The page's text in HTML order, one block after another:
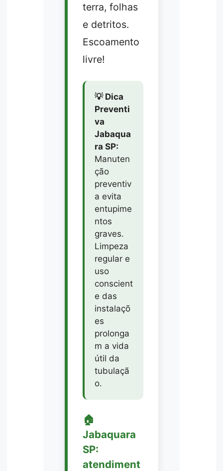
terra, folhas
e detritos.
Escoamento
livre!
💡 Dica
Preventi
va
Jabaqua
ra SP:
Manuten
ção
preventiv
a evita
entupime
ntos
graves.
Limpeza
regular e
uso
conscient
e das
instalaçõ
es
prolonga
m a vida
útil da
tubulaçã
o.
🏠
Jabaquara
SP:
atendiment